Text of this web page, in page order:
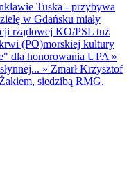
Tuska - przybywa
w Gdańsku miały
rządowej KO/PSL tuż
(PO)morskiej kultury
dla honorowania UPA »
» Zmarł Krzysztof
siedzibą RMG.